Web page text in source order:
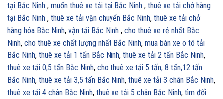
tại Bắc Ninh , muốn thuê xe tải tại Bắc Ninh , thuê xe tải chở hàng
tại Bắc Ninh , thuê xe tải vận chuyển Bắc Ninh, thuê xe tải chở
hàng hóa Bắc Ninh, vận tải Bắc Ninh , cho thuê xe rẻ nhất Bắc
Ninh, cho thuê xe chất lượng nhất Bắc Ninh, mua bán xe o tô tải
Bắc Ninh, thuê xe tải 1 tấn Bắc Ninh, thuê xe tải 2 tấn Bắc Ninh,
thuê xe tải 0,5 tấn Bắc Ninh, cho thuê xe tải 5 tấn, 8 tấn,12 tấn
Bắc Ninh, thuê xe tải 3,5 tấn Bắc Ninh, thuê xe tải 3 chân Bắc Ninh,
thuê xe tải 4 chân Bắc Ninh, thuê xe tải 5 chân Bắc Ninh, tìm đối